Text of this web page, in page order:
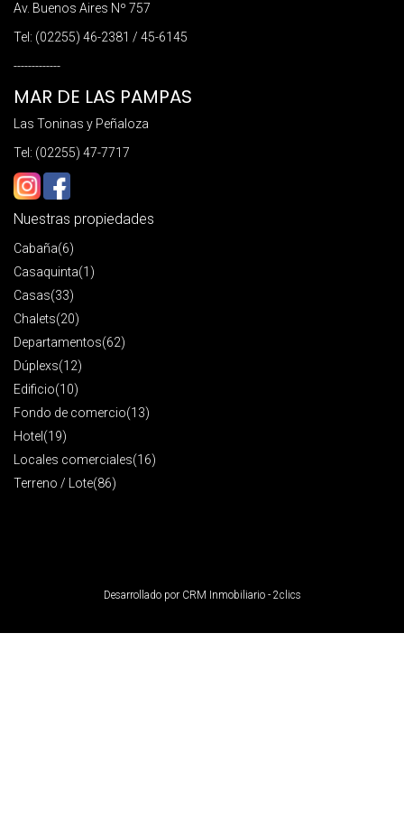
Av. Buenos Aires Nº 757
Tel: (02255) 46-2381 / 45-6145
-------------
MAR DE LAS PAMPAS
Las Toninas y Peñaloza
Tel: (02255) 47-7717
Nuestras propiedades
Cabaña(6)
Casaquinta(1)
Casas(33)
Chalets(20)
Departamentos(62)
Dúplexs(12)
Edificio(10)
Fondo de comercio(13)
Hotel (19)
Locales comerciales(16)
Terreno / Lote(86)
Desarrollado por CRM Inmobiliario - 2clics